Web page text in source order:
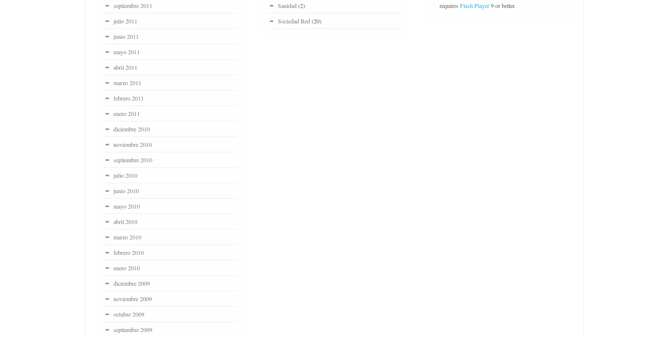
septiembre 2011
julio 2011
junio 2011
mayo 2011
abril 2011
marzo 2011
febrero 2011
enero 2011
diciembre 2010
noviembre 2010
septiembre 2010
julio 2010
junio 2010
mayo 2010
abril 2010
marzo 2010
febrero 2010
enero 2010
diciembre 2009
noviembre 2009
octubre 2009
septiembre 2009
Sanidad (2)
Sociedad Red (20)
requires Flash Player9 or better.